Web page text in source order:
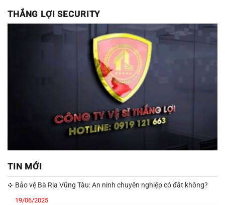
THẮNG LỢI SECURITY
TIN MỚI
Bảo vệ Bà Rịa Vũng Tàu: An ninh chuyên nghiệp có đắt không?
19/06/2025